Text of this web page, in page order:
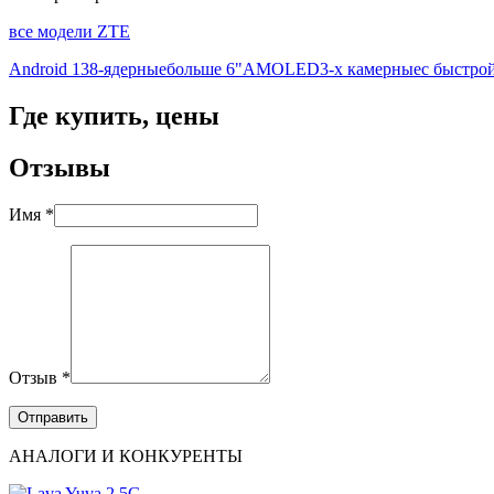
все модели ZTE
Android 138-ядерныебольше 6"AMOLED3-х камерныес
Где купить, цены
Отзывы
Имя *
Отзыв *
АНАЛОГИ И КОНКУРЕНТЫ